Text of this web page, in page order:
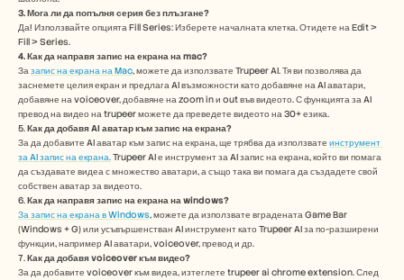
3. Мога ли да попълня серия без плъзгане?
Да! Използвайте опцията Fill Series: Изберете началната клетка. Отидете на Edit >
Fill > Series.
4. Как да направя запис на екрана на mac?
За запис на екрана на Mac, можете да използвате Trupeer AI. Тя ви позволява да
заснемете целия екран и предлага AI възможности като добавяне на AI аватари,
добавяне на voiceover, добавяне на zoom in и out във видеото. С функцията за AI
превод на видео на trupeer можете да преведете видеото на 30+ езика.
5. Как да добавя AI аватар към запис на екрана?
За да добавите AI аватар към запис на екрана, ще трябва да използвате инструмент
за AI запис на екрана. Trupeer AI е инструмент за AI запис на екрана, който ви помага
да създавате видеа с множество аватари, а също така ви помага да създадете свой
собствен аватар за видеото.
6. Как да направя запис на екрана на windows?
За запис на екрана в Windows, можете да използвате вградената Game Bar
(Windows + G) или усъвършенстван AI инструмент като Trupeer AI за по-разширени
функции, например AI аватари, voiceover, превод и др.
7. Как да добавя voiceover към видео?
За да добавите voiceover към видеа, изтеглете trupeer ai chrome extension. След